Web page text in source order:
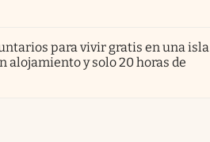
para vivir gratis en una isla
alojamiento y solo 20 horas de